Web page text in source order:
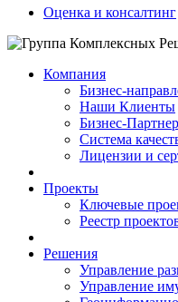
Оценка и консалтинг
Компания
Бизнес-
Наши Клиенты
Бизнес-
Система
Лицензии и
Проекты
Ключевые
Реестр
Решения
Управление
Управление